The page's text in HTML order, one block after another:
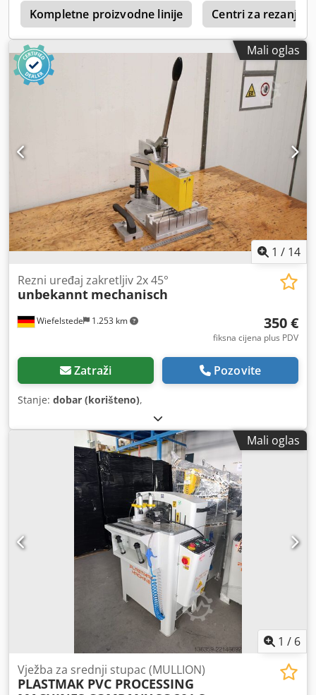
Kompletne proizvodne linije Centri za rezanje i
Mali oglas
1 / 14
Wiefelstede 1.253 km
Rezni uređaj zakretljiv 2x 45°
unbekannt mechanisch
350 €
fiksna cijena plus PDV
Zatraži Pozovite
Stanje: dobar (korišteno),
Mali oglas
1 / 6
Vježba za srednji stupac (MULLION)
PLASTMAK PVC PROCESSING